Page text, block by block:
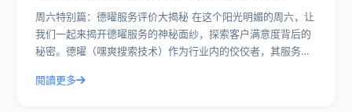
周六特别篇：德曜服务评价大揭秘 在这个阳光明媚的周六，让
我们一起来揭开德曜服务的神秘面纱，探索客户满意度背后的
秘密。德曜（嘿爽搜索技术）作为行业内的佼佼者，其服务评
閱讀更多